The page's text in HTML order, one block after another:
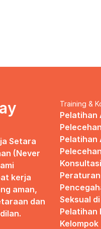
Setara
(Never
kerja
aman,
dan
Training &
Pelatihan
Pelatihan
Seksual
Pelatihan